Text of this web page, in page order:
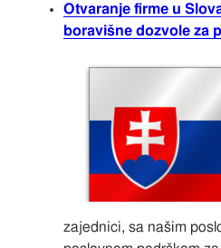
Otvaranje firme u
boravišne dozvole za
zajednici, sa našim